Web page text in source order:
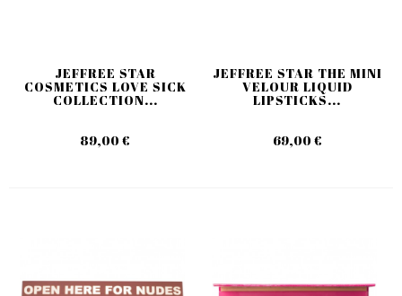
JEFFREE STAR
COSMETICS LOVE SICK
COLLECTION...
89,00 €
JEFFREE STAR THE MINI
VELOUR LIQUID
LIPSTICKS...
69,00 €